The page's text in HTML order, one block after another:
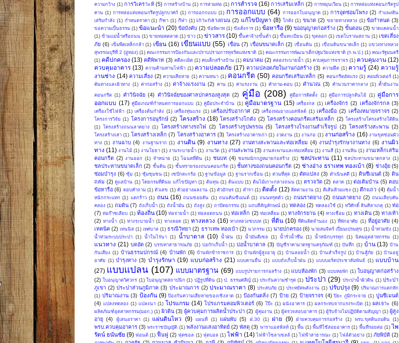
ความกว้าง (1) การวิเคราะห์ (5) การสร้างบ้าน (1) การสวมท่อ (1) การสำรวจ (16) การเสริมเหล็ก (2) การหมุนเวียน (1) การหล่อแท่งคอนกรีตรูป
คาน (1) การหล่อแท่งคอนกรีตรูปลูกบาศก์ (1) การออกกแบบ (1) การออกแบบ (64) การออกใบอนุญาต (1) การอุดซ่อมโพรง (2) กำแพงดิน
เสริมกำลัง (1) กำหนดราคา (1) กีฑา (1) กีฬา (1) เกาะกลางถนน (2) แก้ไขปัญหา (8) โกดัง (1) ขนาด (2) ขยายทางหลวง (1) ข้อกำหนด (3)
ขอความเป็นธรรม (1) ข้อแนะนำ (20) ข้อบังคับ (2) ข้อพิพาท (1) ข้อสั่งการ (1) ข้อหารือ (9) ขออนุญาตก่อสร้าง (2) ขั้นตอน (3) ขาดแคลนน้ำ
(1) ข้ามแม่น้ำหรือถนน (1) ขายทอดตลาด (1) ข่าว (1) ข่าวสาร (10) ขึ้นค่าจ้างขั้นต่ำ (1) ขึ้นทะเบียน (1) ขุดลอก (1) เขตโบราณสถาน (1) เขตเสี่ยง
ภัย (6) เข็มพืดเหล็กกล้า (1) เขียน (16) เขียนแบบ (55) เขื่อน (7) เขื่อนขนาดเล็ก (2) เขื่อนดิน (1) เขื่อนดินขนาดเล็ก (1) แขวงทางหลวง
สุพรรณบุรีที่ 2 (อู่ทอง) (1) คณะกรรมการป้องกันและปราบปรามการทุจริตแห่งชาติ (1) คณะกรรมการพัฒนาเด็กปฐมวัยแห่งชาติ (ก.พ.ป.) (1) คณะรัฐมนตรี
(1) คดีปกครอง (13) คดีพิพาท (3) คดีละเมิด (1) คบเด็กสร้างบ้าน (1) คมนาคม (2) คลองระบายน้ำ (1) ควบคุมการจราจร (1) ควบคุมงาน (12)
ควบคุมอาคาร (13) ความต้านทานไฟฟ้า (1) ความปลอดภัย (17) ความปลอดภัยในงานก่อสร้าง (3) ความฝืด (1) ความรู้ (24) ความรู้
งานช่าง (14) ความเสี่ยง (2) ความเสียหาย (1) ความหนา (1) คอนกรีต (50) คอนกรีตเสริมเหล็ก (5) คอนกรีตอัดแรง (1) คอมพิวเตอร์ (1)
คันทางและผิวทาง (1) ค่าก่อสร้าง (1) ค่าจ้างแรงงาน (2) คาน (1) ค่าแรงงาน (1) คำถาม-ตอบ (1) คำนวณ (3) คำนวนราคากลาง (1) ค้ำยันงาน
คอนกรีต (1) คำวินิจฉัย (4) คำวินิจฉัยของศาลปกครองสูงสุด (2) คู่มือ (208) คู่มือการติดตั้ง (1) คู่มือการปลูกต้นไม้ (1) คู่มือการ
ออกแบบ (17) คู่มือเกณฑ์กำหนดการออกแบบ (1) คู่มือประจำบ้าน (1) คู่มือมาตรฐาน (15) เครื่องกล (1) เครื่องจักร (2) เครื่องจักรกล (3)
เครื่องใช้ไฟฟ้า (1) เครื่องต้นกำลัง (1) เครื่องทุ่นแรง (1) เครื่องปรับอากาศ (2) เครื่องพ่นยางแอสฟัลต์ (1) เครื่องมือ (2) เครื่องหมายจราจร (2)
โครงการวิจัย (1) โครงการอนุรักษ์ (2) โครงสร้าง (18) โครงสร้างโกดัง (2) โครงสร้างคอนกรีตเสริมเหล็ก (2) โครงสร้างโครงสร้างใต้ดิน
(1) โครงสร้างถนนลาดยาง (1) โครงสร้างทางรถไฟ (2) โครงสร้างรูปพรรณ (5) โครงสร้างโรงงานสำเร็จรูป (2) โครงสร้างสะพาน (2)
โครงสร้างเสา (1) โครงสร้างเหล็ก (7) โครงสร้างอาคาร (3) โครงสร้างอาคารเก่า (1) งวดงาน (1) งานก่อ (1) งานก่อสร้าง (16) งานขุดซ่อมผิว
ทาง (1) งานฉาบ (4) งานฐานราก (1) งานดิน (9) งานทาง (27) งานทางสะพานและท่อเหลี่ยม (4) งานบำรุงรักษางานทาง (6) งานผิว
ทาง (11) งานไม้ (1) งานโยธา (1) งานระบายน้ำ (1) งานวัด (1) งานสะพาน (3) งานสะพานและท่อเหลี่ยม (1) งานสี (1) งานหิน (1) งานเหล็กเสริม
คอนกรีต (2) งานออก (1) จำหน่าย (1) โฉนดที่ดิน (1) ชนบท (4) ชมรมนักกฎหมายก่อสร้าง (1) ชลประทาน (11) ชลประทานขนาดกลาง (1)
ชลประทานขนาดเล็ก (2) ชั้นดิน (1) ชั้นทรายรองถนนคอนกรีต (1) ชั้นทางของถนนคอนกรีต (2) ช่างอ่าง ธราเทพ ทองเบ้า (8) ช่างอุ้ย (5)
ซ่อมบำรุง (6) ซุ้ม (1) ซุ้มชุมชน (1) เซปักตะกร้อ (1) ฐานข้อมูล (1) ฐานรากเขื่อน (1) ด่วนที่สุด (1) ดัดแปลง (3) ดำเนินคดี (1) ดินซีเมนต์ (3) ดิน
ถล่ม (2) ดูแลบ้าน (1) โดยกรมที่ดินม แก้ไขปัญหา (1) ต้นทุน (1) ต้นแบบ (1) ต้นไม้เกาะกลางถนน (1) ตรวจวัด (2) ตลาด (1) ต่อเติมบ้าน (5) ตอบ
ข้อหารือ (6) ตอบคำถาม (1) ตัวเลข (1) ตัวอย่างผลงาน (1) ตัวอักษร (1) ตำรา (1) ติดตั้ง (12) ติดตามงาน (1) ตีเส้นห้ามแซง (1) ตึกแถว (4) ตุ้มน้ำ
หนักกระแทก (1) แตกร้าว (1) ถนน (16) ถนนซอยตัน (1) ถนนดินซีเมนต์ (1) ถนนทรุดตัว (1) ถนนราดยาง (2) ถนนลาดยาง (2) ถนนเลียบคัน
คลอง (1) ถมดิน (7) ถังเก็บน้ำ (1) ถังน้ำมัน (1) ถังสูง (1) ถาปัตยกรรม (1) แถบสีสัญลักษณ์ (1) ทดลอง (2) ทดลองใช้ (1) ทวีศักดิ์ สินศิลาเกตุ (1) ท่อ
(7) ท่อก๊าซเลียบ (1) ท้องถิ่น (10) ท่อจ่ายน้ำ (1) ท่อลอดถนน (1) ท่อเหล็ก (2) ท่อเหลี่ยม (1) ทางจักรยาน (4) ทางเชื่อม (1) ทางเดิน (3) ทางเท้า
(2) ทางน้ำ (1) ทางระบายน้ำ (1) ทางลอด (1) ทางหลวง (16) ทางหลวงชบบท (1) ที่ดิน (10) ที่ดินติดจำนอง (1) ที่พักอาศัย (1) ที่อยู่อาศัย (4)
เทคนิค (2) เทนนิส (1) เทศบาล (1) ธรณีวิทยา (2) ธราเทพ ทองเบ้า (2) นวกรรม (1) นายปกครอง (6) นายสมจิตร์ เปี่ยมเปรมสุข (1) น้ำท่วมขัง (1)
น้ำท่วมระบบประปา (1) น้ำในไร่นา (1) น้ำบาดาล (10) น้ำฝน (1) น้ำมันดีเซล (1) น้ำรั่วน้ำซึม (1) น้ำหนักบรรทุก (1) นิคมอุตสาหกรรม (1)
แนวทาง (21) บดอัด (2) บรรเทาสาธารณภัย (1) บ่อกักเก็บน้ำ (1) บ่อน้ำบาดาล (3) บัญชีราคามาตรฐานครุภัณฑ์ (1) บันทึก (1) บ้าน (13) บ้าน
กันเสียง (1) บ้านธรรมปกรณ์ (4) บ้านพัก (6) บ้านพักข้าราชการ (1) บ้านพักผู้สูงอายุ (1) บ้านลอยน้ำ (1) บ้านสำเร็จรูป (1) บ้านสู้ภัย (1) บ้านอยู่
อาศัย (1) บำรุงทาง (3) บำรุงรักษา (19) แบบก่อสร้าง (21) แบบคานยื่น (1) แบบถังเก็บน้ำฝน (1) แบบบอร์ดประชาสัมพันธ์ (1) แบบบ้าน
(27) แบบแปลน (107) แบบมาตรฐาน (69) แบบรูปรายการก่อสร้าง (1) แบบห้องพัก (3) แบบหอพัก (1) ใบอนุญาตก่อสร้าง
(2) ใบอนุญาตวิศวกร (1) ใบอนุญาตสถาปนิก (1) ปฏิรูปที่ดิน (1) ป. ธรรมศลีญ์ (1) ประกันความชำรุด (1) ประปา (29) ประปาน้ำผิวดิน (1) ประปา
ภูเขา (2) ประปาส่วนภูมิภาค (3) ประมาณการ (2) ประมาณราคา (8) ประสบภัย (1) ประหยัดพลังงาน (1) ปรับปรุง (9) ปริมาณการแตกหัก
(1) ปริมาณงาน (3) ป้องกัน (9) ป้องกันความเสียหายของเชิงลาด (1) ป้องกันตลิ่ง (7) ป้าย (2) ป้ายจราจร (4) ปิยะ ภูมิกระจาย (1) ปูนซีเมนต์
(4) แปลงทดลอง (1) แปลงนา (1) โปรแกรม (14) โปรแกรมคอมพิวเตอร์ (6) โป๊ะ (1) ผนังอาคาร (1) ผลกระทบจากแรงระเบิด (1) ผลเจาะ (6)
ผลิตภัณฑ์อุตสาหกรรม(มอก.) (1) ผิวดิน (3) ผู้ควบคุมการผลิตน้ำประปา (2) ผู้คุมงาน (1) ผู้ตรวจสอบอาคาร (1) ผู้รับจ้างไม่ปฏิบัติตามสัญญา (1) ผู้สูง
อายุ (4) ผู้เสนอราคา (1) แผ่นดินไหว (9) แผนที่ (1) แผ่นพับ (5) ฝ.30 (1) ฝาย (9) ฝ่ายควบคุมการก่อสร้าง (1) พรบ.ขุดดินถมดิน (1)
พรบ.ควบคุมอาคาร (3) พระราชบัญญัติ (1) พลังงานแสงอาทิตย์ (2) พัสดุ (3) พาราแอสฟัลท์ (1) พื้น (1) พื้นที่ใช้สอยอาคาร (1) พื้นที่รอยต่อ (1) ไพ
รัตน์ ธนันชัย (9) ฟอนต์ (1) ฟื้นฟู (2) ฟุตซอล (1) ฟุตบอล (1) ไฟฟ้า (14) ไฟฟ้าโซลาเซลล์ (1) ไฟฟ้าสาธารณะ (1) ไฟล์ตัวอย่าง (1) ภัยพิบัติ (2)